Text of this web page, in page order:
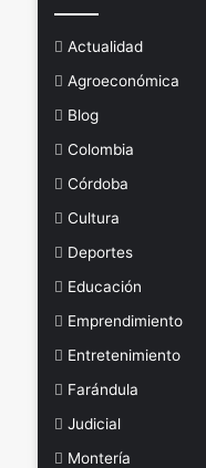
Actualidad
Agroeconómica
Blog
Colombia
Córdoba
Cultura
Deportes
Educación
Emprendimiento
Entretenimiento
Farándula
Judicial
Montería